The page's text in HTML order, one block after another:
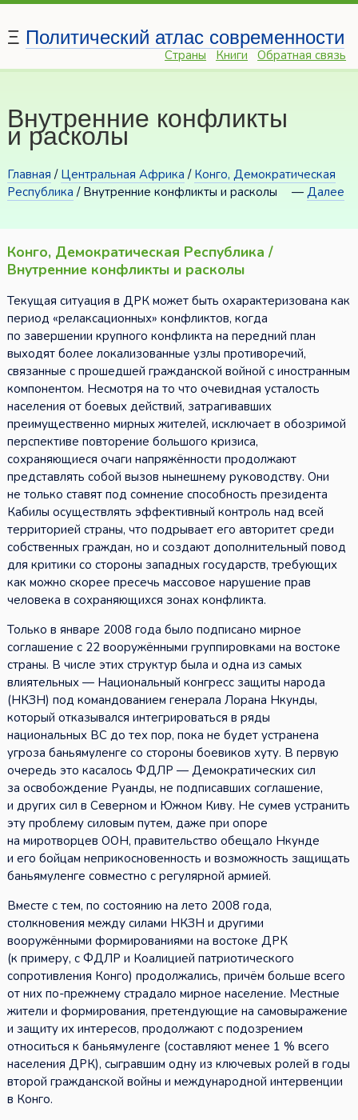
Ξ Политический атлас современности
Страны Книги Обратная связь
Внутренние конфликты
и расколы
Главная / Центральная Африка / Конго, Демократическая
Республика / Внутренние конфликты и расколы —Далее
Конго, Демократическая Республика /
Внутренние конфликты и расколы
Текущая ситуация в ДРК может быть охарактеризована как
период «релаксационных» конфликтов, когда
по завершении крупного конфликта на передний план
выходят более локализованные узлы противоречий,
связанные с прошедшей гражданской войной с иностранным
компонентом. Несмотря на то что очевидная усталость
населения от боевых действий, затрагивавших
преимущественно мирных жителей, исключает в обозримой
перспективе повторение большого кризиса,
сохраняющиеся очаги напряжённости продолжают
представлять собой вызов нынешнему руководству. Они
не только ставят под сомнение способность президента
Кабилы осуществлять эффективный контроль над всей
территорией страны, что подрывает его авторитет среди
собственных граждан, но и создают дополнительный повод
для критики со стороны западных государств, требующих
как можно скорее пресечь массовое нарушение прав
человека в сохраняющихся зонах конфликта.
Только в январе 2008 года было подписано мирное
соглашение с 22 вооружёнными группировками на востоке
страны. В числе этих структур была и одна из самых
влиятельных — Национальный конгресс защиты народа
(НКЗН) под командованием генерала Лорана Нкунды,
который отказывался интегрироваться в ряды
национальных ВС до тех пор, пока не будет устранена
угроза баньямуленге со стороны боевиков хуту. В первую
очередь это касалось ФДЛР — Демократических сил
за освобождение Руанды, не подписавших соглашение,
и других сил в Северном и Южном Киву. Не сумев устранить
эту проблему силовым путем, даже при опоре
на миротворцев ООН, правительство обещало Нкунде
и его бойцам неприкосновенность и возможность защищать
баньямуленге совместно с регулярной армией.
Вместе с тем, по состоянию на лето 2008 года,
столкновения между силами НКЗН и другими
вооружёнными формированиями на востоке ДРК
(к примеру, с ФДЛР и Коалицией патриотического
сопротивления Конго) продолжались, причём больше всего
от них по-прежнему страдало мирное население. Местные
жители и формирования, претендующие на самовыражение
и защиту их интересов, продолжают с подозрением
относиться к баньямуленге (составляют менее 1 % всего
населения ДРК), сыгравшим одну из ключевых ролей в годы
второй гражданской войны и международной интервенции
в Конго.